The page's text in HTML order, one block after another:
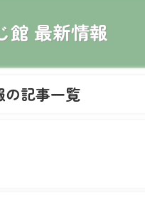
館 最新情報
の記事一覧